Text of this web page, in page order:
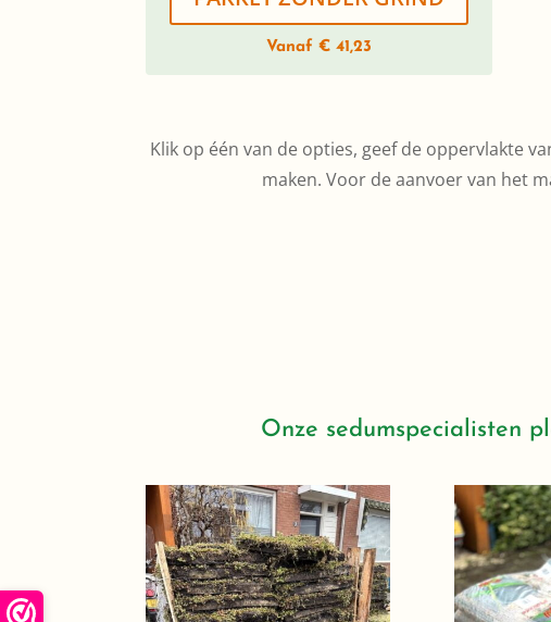
Vanaf € 41,23
Klik op één van de opties, geef de oppervlakte
maken. Voor de aanvoer van het
Onze sedumspecialisten